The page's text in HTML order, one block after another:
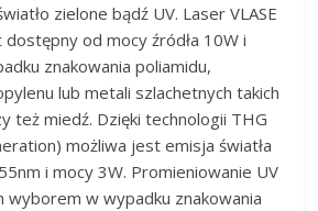
zielone bądź UV. Laser VLASE
od mocy źródła 10W i
znakowania poliamidu,
lub metali szlachetnych takich
też miedź. Dzięki technologii THG
możliwa jest emisja światła
i mocy 3W. Promieniowanie UV
wyborem w wypadku znakowania